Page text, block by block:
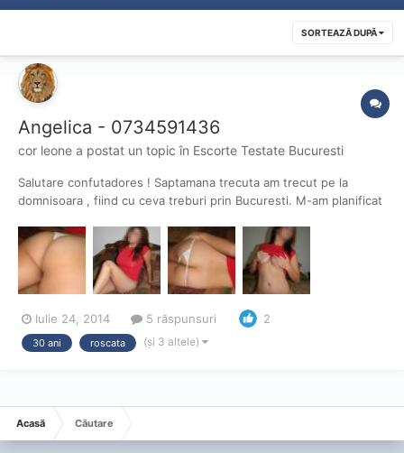
SORTEAZĂ DUPĂ
Angelica - 0734591436
cor leone a postat un topic în Escorte Testate Bucuresti
Salutare confutadores ! Saptamana trecuta am trecut pe la
domnisoara , fiind cu ceva treburi prin Bucuresti. M-am planificat
bine, se ajunge usor, loc de parcare pe bulevard relativ ok, punct
de reper - banca Millenium din zona Ian...
Iulie 24, 2014 5 răspunsuri 2
30 ani roscata (și 3 altele)
Acasă Căutare